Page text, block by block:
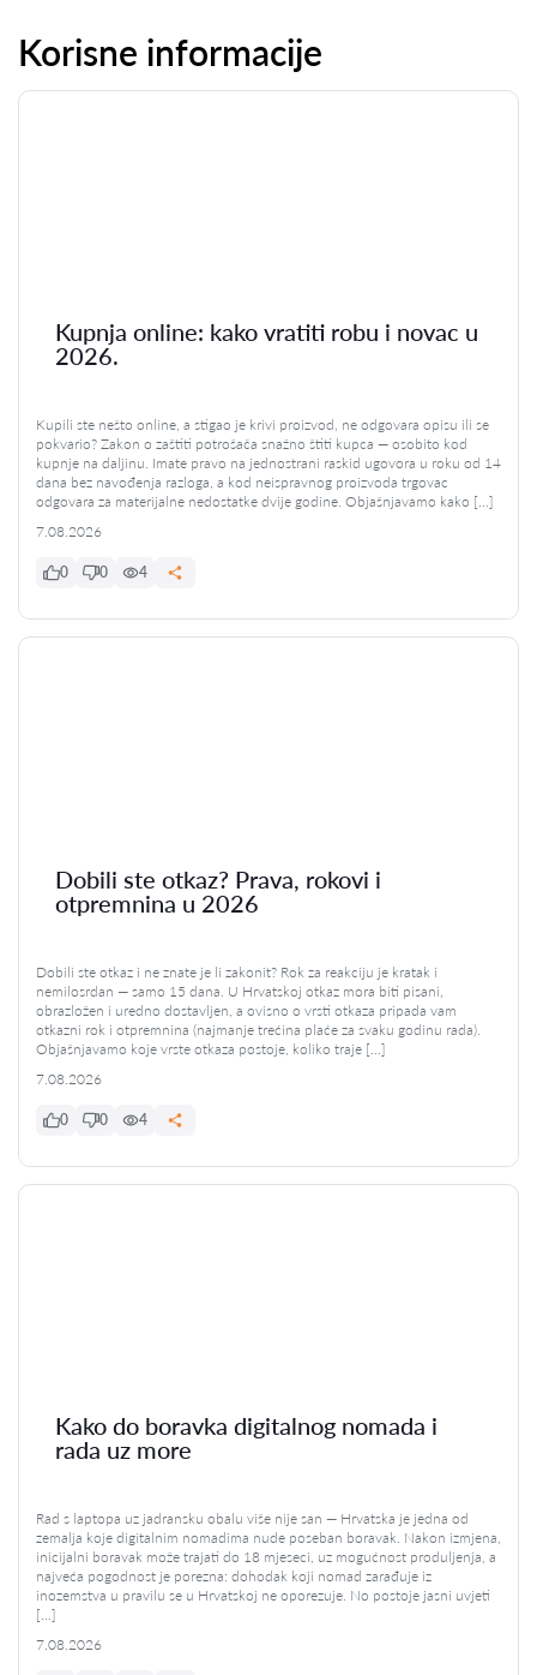
Korisne informacije
Kupnja online: kako vratiti robu i novac u
2026.
Kupili ste nešto online, a stigao je krivi proizvod, ne odgovara opisu ili se
pokvario? Zakon o zaštiti potrošača snažno štiti kupca — osobito kod
kupnje na daljinu. Imate pravo na jednostrani raskid ugovora u roku od 14
dana bez navođenja razloga, a kod neispravnog proizvoda trgovac
odgovara za materijalne nedostatke dvije godine. Objašnjavamo kako […]
7.08.2026
0 0 4
Dobili ste otkaz? Prava, rokovi i
otpremnina u 2026
Dobili ste otkaz i ne znate je li zakonit? Rok za reakciju je kratak i
nemilosrdan — samo 15 dana. U Hrvatskoj otkaz mora biti pisani,
obrazložen i uredno dostavljen, a ovisno o vrsti otkaza pripada vam
otkazni rok i otpremnina (najmanje trećina plaće za svaku godinu rada).
Objašnjavamo koje vrste otkaza postoje, koliko traje […]
7.08.2026
0 0 4
Kako do boravka digitalnog nomada i
rada uz more
Rad s laptopa uz jadransku obalu više nije san — Hrvatska je jedna od
zemalja koje digitalnim nomadima nude poseban boravak. Nakon izmjena,
inicijalni boravak može trajati do 18 mjeseci, uz mogućnost produljenja, a
najveća pogodnost je porezna: dohodak koji nomad zarađuje iz
inozemstva u pravilu se u Hrvatskoj ne oporezuje. No postoje jasni uvjeti
[…]
7.08.2026